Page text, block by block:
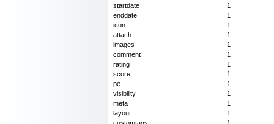
startdate
1
enddate
1
icon
1
attach
1
images
1
comment
1
rating
1
score
1
pe
1
visibility
1
meta
1
layout
1